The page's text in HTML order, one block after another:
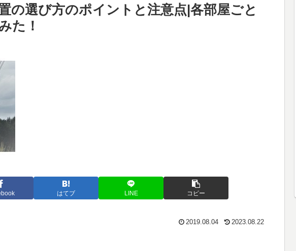
の選び方のポイントと注意点|各部屋ごと
た！
はてブ LINE コピー
2019.08.04 2023.08.22